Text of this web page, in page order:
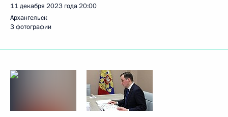
11 декабря 2023 года20:00
Архангельск
3 фотографии